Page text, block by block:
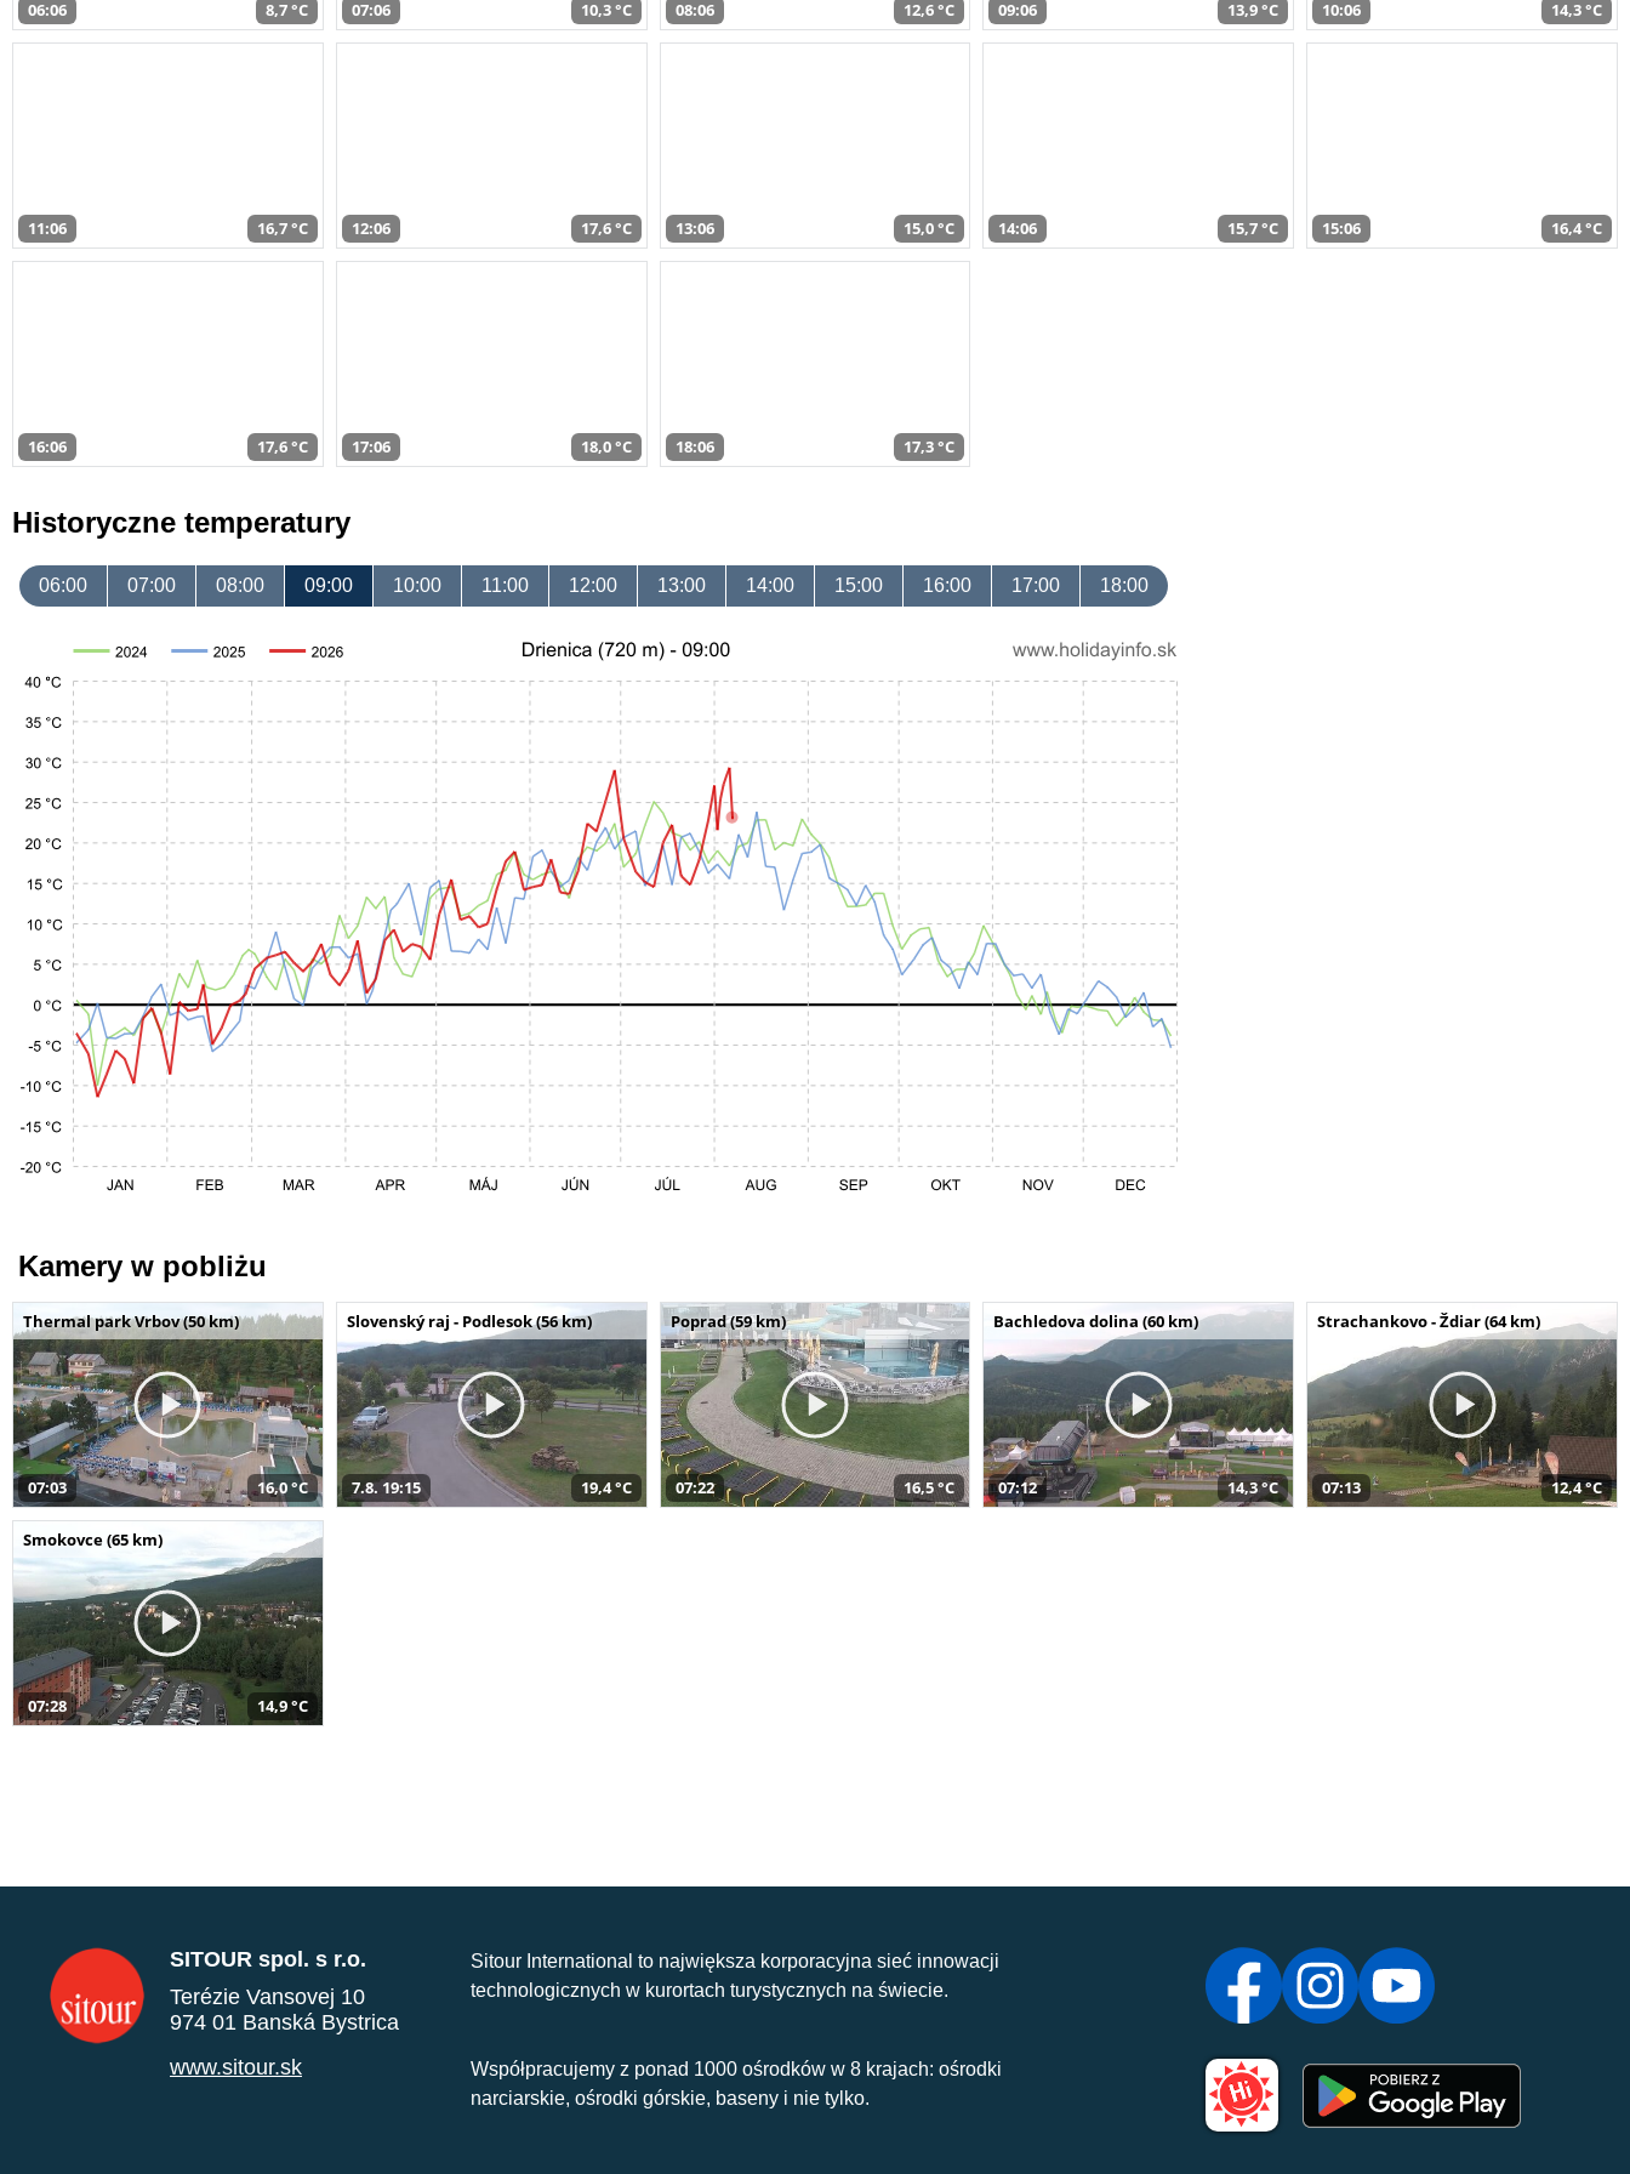
06:06 8,7 °C 07:06 10,3 °C 08:06 12,6 °C 09:06 13,9 °C 10:06 14,3 °C
11:06 16,7 °C 12:06 17,6 °C 13:06 15,0 °C 14:06 15,7 °C 15:06 16,4 °C
16:06 17,6 °C 17:06 18,0 °C 18:06 17,3 °C
Historyczne temperatury
06:00 07:00 08:00 09:00 10:00 11:00 12:00 13:00 14:00 15:00 16:00 17:00 18:00
Kamery w pobliżu
Thermal park Vrbov (50 km)
07:03 16,0 °C
Slovenský raj - Podlesok (56 km)
7.8. 19:15 19,4 °C
Poprad (59 km)
07:22 16,5 °C
Bachledova dolina (60 km)
07:12 14,3 °C
Strachankovo - Ždiar (64 km)
07:13 12,4 °C
Smokovce (65 km)
07:28 14,9 °C
SITOUR spol. s r.o.
Terézie Vansovej 10
974 01 Banská Bystrica
www.sitour.sk
Sitour International to największa korporacyjna sieć innowacji
technologicznych w kurortach turystycznych na świecie.
Współpracujemy z ponad 1000 ośrodków w 8 krajach: ośrodki
narciarskie, ośrodki górskie, baseny i nie tylko.